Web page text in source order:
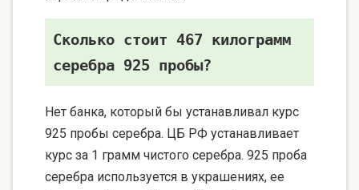
Сколько стоит 467 килограмм
серебра 925 пробы?
Нет банка, который бы устанавливал курс
925 пробы серебра. ЦБ РФ устанавливает
курс за 1 грамм чистого серебра. 925 проба
серебра используется в украшениях, ее